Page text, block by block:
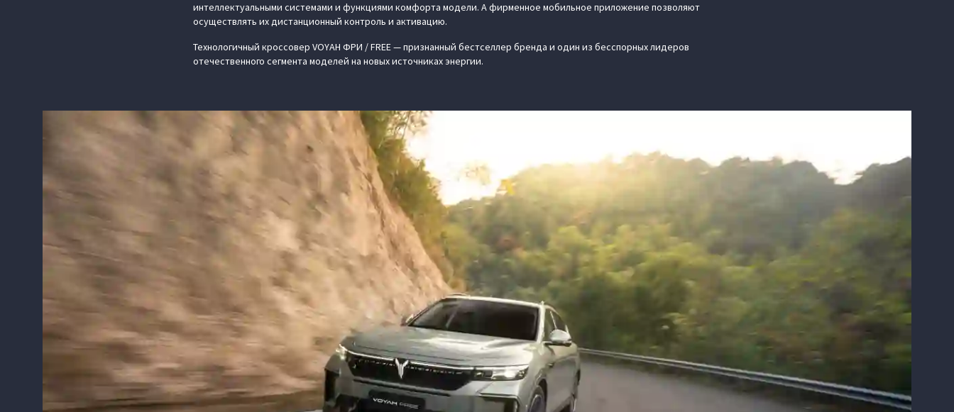
интеллектуальными системами и функциями комфорта модели. А фирменное мобильное приложение позволяют
осуществлять их дистанционный контроль и активацию.
Технологичный кроссовер VOYAH ФРИ / FREE — признанный бестселлер бренда и один из бесспорных лидеров
отечественного сегмента моделей на новых источниках энергии.